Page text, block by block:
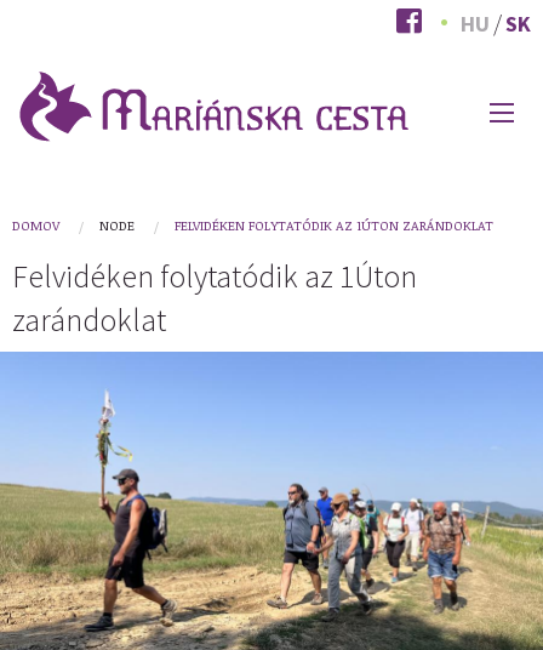
hlavný
obsah
HU SK
You
are
DOMOV NODE FELVIDÉKEN FOLYTATÓDIK AZ 1ÚTON ZARÁNDOKLAT
Felvidéken folytatódik az 1Úton
zarándoklat